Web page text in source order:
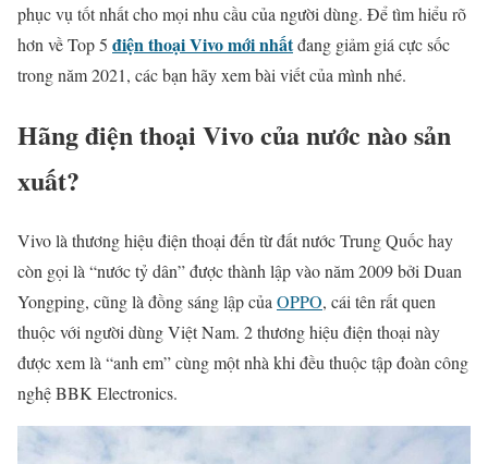
phục vụ tốt nhất cho mọi nhu cầu của người dùng. Để tìm hiểu rõ
hơn về Top 5 điện thoại Vivo mới nhấtđang giảm giá cực sốc
trong năm 2021, các bạn hãy xem bài viết của mình nhé.
Hãng điện thoại Vivo của nước nào sản
xuất?
Vivo là thương hiệu điện thoại đến từ đất nước Trung Quốc hay
còn gọi là “nước tỷ dân” được thành lập vào năm 2009 bởi Duan
Yongping, cũng là đồng sáng lập của OPPO, cái tên rất quen
thuộc với người dùng Việt Nam. 2 thương hiệu điện thoại này
được xem là “anh em” cùng một nhà khi đều thuộc tập đoàn công
nghệ BBK Electronics.